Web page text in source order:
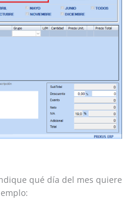
qué día del mes quiere